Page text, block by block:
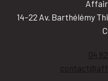
14-22 Av. Barthélémy
04